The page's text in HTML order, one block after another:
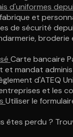
d'uniformes
et
de sécurité
Carte bancaire
et mandat
d'ATEQ
et les
Utiliser le
êtes perdu ?